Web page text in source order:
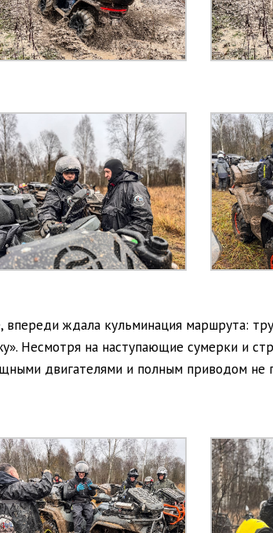
ждала кульминация маршрута:
Несмотря на наступающие сумерки и
двигателями и полным приводом не